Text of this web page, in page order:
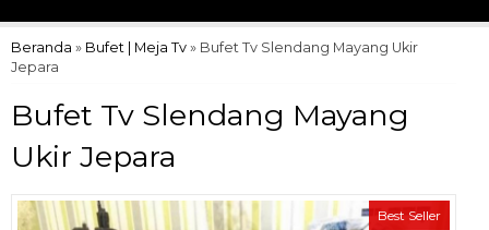
Beranda » Bufet | Meja Tv » Bufet Tv Slendang Mayang Ukir
Jepara
Bufet Tv Slendang Mayang
Ukir Jepara
Best Seller